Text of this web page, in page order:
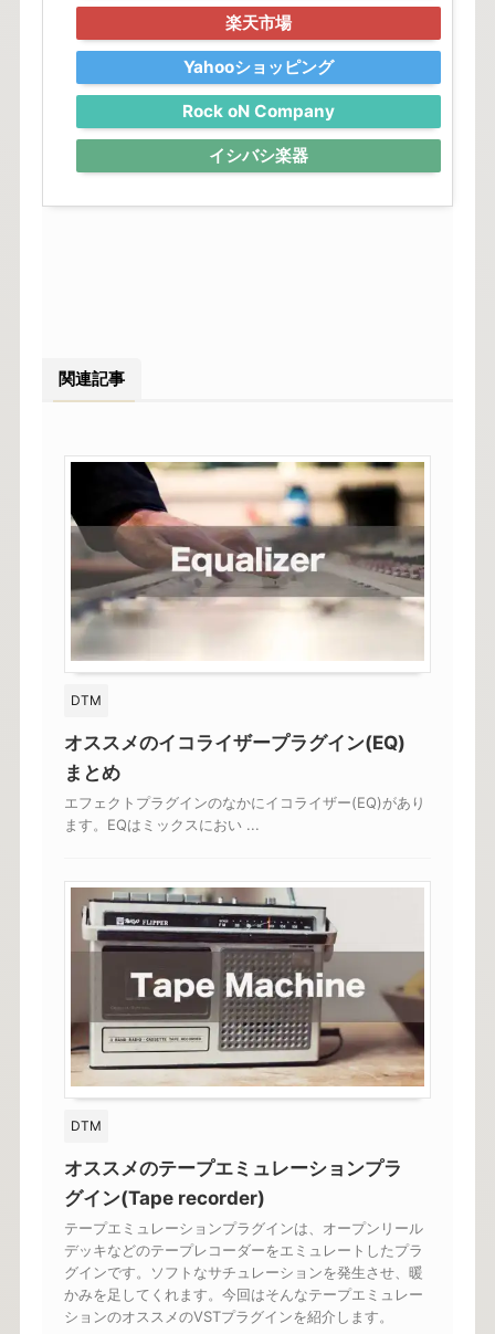
楽天市場
Yahooショッピング
Rock oN Company
イシバシ楽器
関連記事
DTM
オススメのイコライザープラグイン(EQ)
まとめ
エフェクトプラグインのなかにイコライザー(EQ)があり
ます。EQはミックスにおい ...
DTM
オススメのテープエミュレーションプラ
グイン(Tape recorder)
テープエミュレーションプラグインは、オープンリール
デッキなどのテープレコーダーをエミュレートしたプラ
グインです。ソフトなサチュレーションを発生させ、暖
かみを足してくれます。今回はそんなテープエミュレー
ションのオススメのVSTプラグインを紹介します。